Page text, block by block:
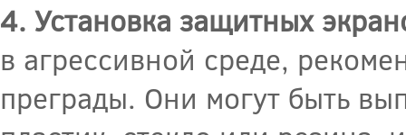
4. Установка защитных
в агрессивной среде,
преграды. Они могут быть